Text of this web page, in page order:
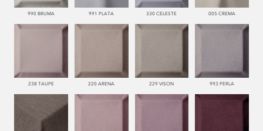
990 BRUMA 991 PLATA 330 CELESTE 005 CREMA
238 TAUPE 220 ARENA 229 VISON 993 PERLA